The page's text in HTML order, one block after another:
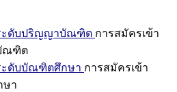
ะดับปริญญาบัณฑิต การสมัครเข้า
ณฑิต
ะดับบัณฑิตศึกษา การสมัครเข้า
ษา